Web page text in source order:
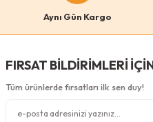
Aynı Gün Kargo
FIRSAT BİLDİRİMLERİ
Tüm ürünlerde fırsatları ilk sen duy!